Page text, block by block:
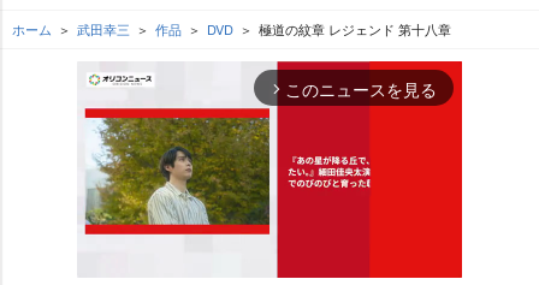
ホーム 武田幸三 作品 DVD 極道の紋章 レジェンド 第十八章
arrow_forward_ios このニュースを見る